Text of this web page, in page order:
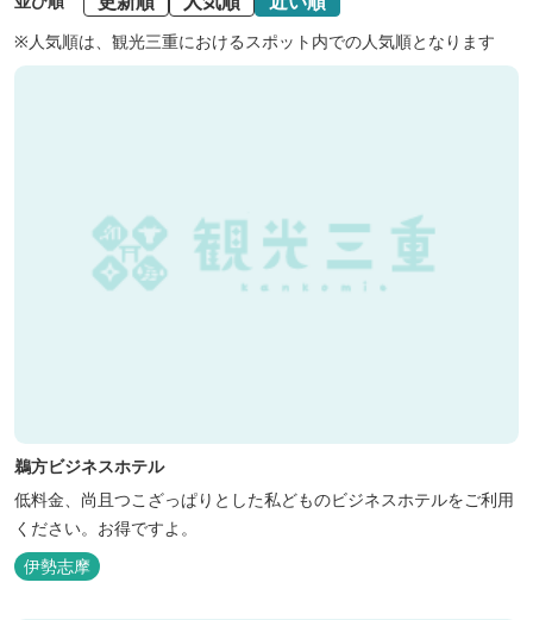
※人気順は、観光三重におけるスポット内での人気順となります
鵜方ビジネスホテル
低料金、尚且つこざっぱりとした私どものビジネスホテルをご利用
ください。お得ですよ。
伊勢志摩